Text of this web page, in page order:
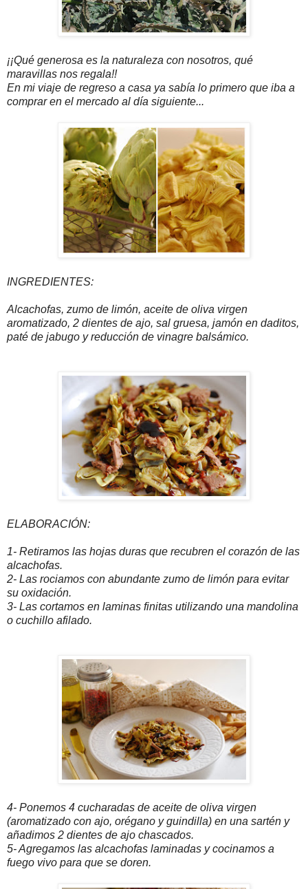
¡¡Qué generosa es la naturaleza con nosotros, qué
maravillas nos regala!!
En mi viaje de regreso a casa ya sabía lo primero que iba a
comprar en el mercado al día siguiente...
INGREDIENTES:
Alcachofas, zumo de limón, aceite de oliva virgen
aromatizado, 2 dientes de ajo, sal gruesa, jamón en daditos,
paté de jabugo y reducción de vinagre balsámico.
ELABORACIÓN:
1- Retiramos las hojas duras que recubren el corazón de las
alcachofas.
2- Las rociamos con abundante zumo de limón para evitar
su oxidación.
3- Las cortamos en laminas finitas utilizando una mandolina
o cuchillo afilado.
4- Ponemos 4 cucharadas de aceite de oliva virgen
(aromatizado con ajo, orégano y guindilla) en una sartén y
añadimos 2 dientes de ajo chascados.
5- Agregamos las alcachofas laminadas y cocinamos a
fuego vivo para que se doren.